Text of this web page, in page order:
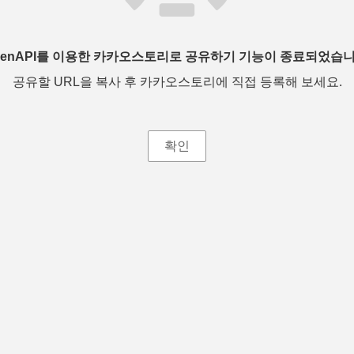
를 이용한 카카오스토리로 공유하기 기능이 종료되었습
공유할 URL을 복사 후 카카오스토리에 직접 등록해 보세요.
확인